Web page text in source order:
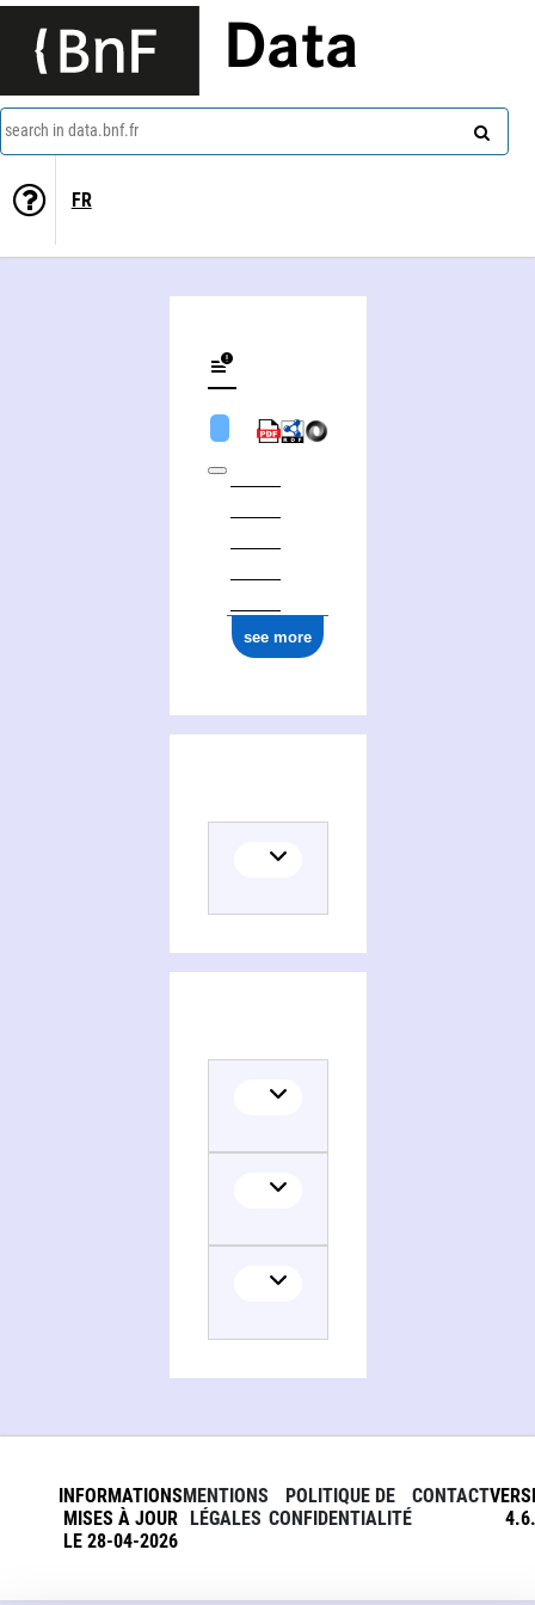
Data
search in data.bnf.fr
FR
see more
INFORMATIONS
MISES À JOUR
LE 28-04-2026
MENTIONS
LÉGALES
POLITIQUE DE
CONFIDENTIALITÉ
CONTACT